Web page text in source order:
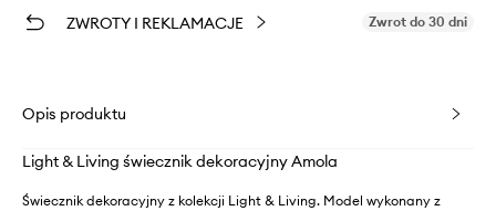
ZWROTY I REKLAMACJE Zwrot do 30 dni
Opis produktu
Light & Living świecznik dekoracyjny Amola
Świecznik dekoracyjny z kolekcji Light & Living. Model wykonany z